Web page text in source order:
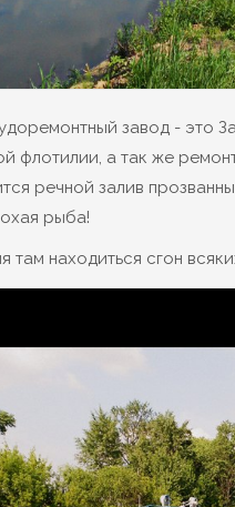
завод - это
флотилии, а так же
речной залив
рыба!
там находиться сгон